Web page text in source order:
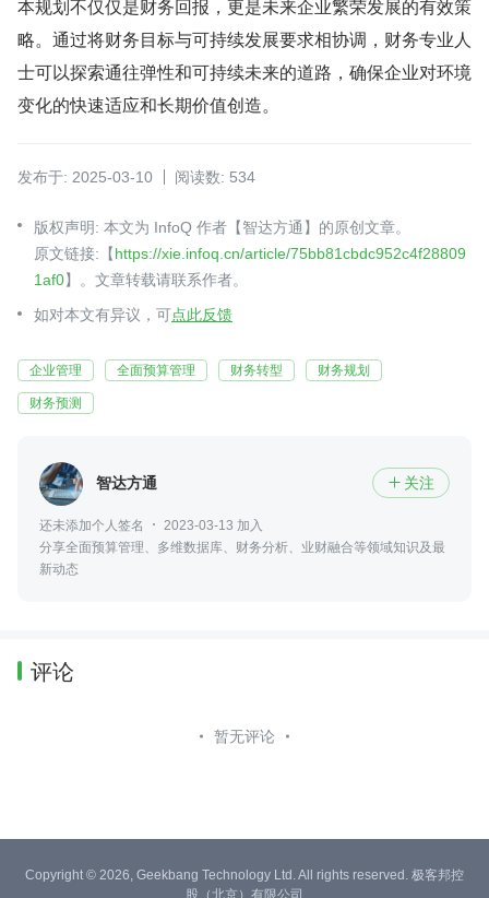
本规划不仅仅是财务回报，更是未来企业繁荣发展的有效策
略。通过将财务目标与可持续发展要求相协调，财务专业人
士可以探索通往弹性和可持续未来的道路，确保企业对环境
变化的快速适应和长期价值创造。
发布于: 2025-03-10 阅读数: 534
版权声明: 本文为 InfoQ 作者【智达方通】的原创文章。
原文链接:【https://xie.infoq.cn/article/75bb81cbdc952c4f28809
1af0】。文章转载请联系作者。
如对本文有异议，可点此反馈
企业管理 全面预算管理 财务转型 财务规划
财务预测
智达方通  关注
还未添加个人签名
2023-03-13 加入
分享全面预算管理、多维数据库、财务分析、业财融合等领域知识及最
新动态
评论
暂无评论
Copyright © 2026, Geekbang Technology Ltd. All rights reserved. 极客邦控
股（北京）有限公司